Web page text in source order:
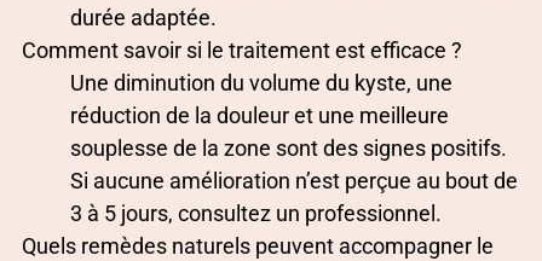
durée adaptée.
Comment savoir si le traitement est efficace ?
Une diminution du volume du kyste, une
réduction de la douleur et une meilleure
souplesse de la zone sont des signes positifs.
Si aucune amélioration n’est perçue au bout de
3 à 5 jours, consultez un professionnel.
Quels remèdes naturels peuvent accompagner le